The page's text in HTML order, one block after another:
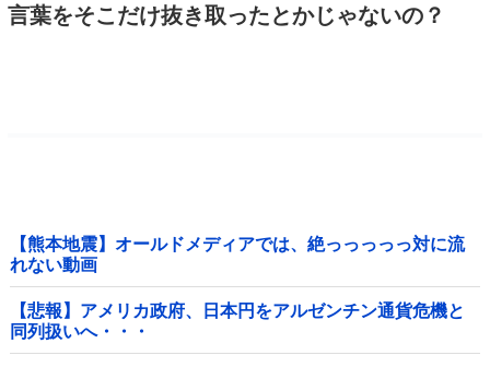
言葉をそこだけ抜き取ったとかじゃないの？
【熊本地震】オールドメディアでは、絶っっっっっ対に流
れない動画
【悲報】アメリカ政府、日本円をアルゼンチン通貨危機と
同列扱いへ・・・